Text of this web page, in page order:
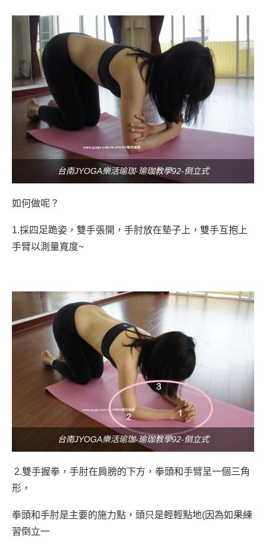
台南JYOGA樂活瑜珈-瑜珈教學92-倒立式
如何做呢？
1.採四足跪姿，雙手張開，手肘放在墊子上，雙手互抱上
手臂以測量寬度~
台南JYOGA樂活瑜珈-瑜珈教學92-倒立式
2.雙手握拳，手肘在肩膀的下方，拳頭和手臂呈一個三角
形，
拳頭和手肘是主要的施力點，頭只是輕輕點地(因為如果練
習倒立一